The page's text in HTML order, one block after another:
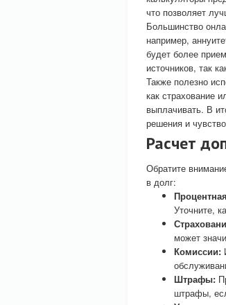
что позволяет
Большинство
например,
будет более
источников, так
Также полезно
как страхование
выплачивать. В
решения и
Расчет
Обратите
в долг:
Уточните,
может
Комиссии:
Штрафы:
штрафы,